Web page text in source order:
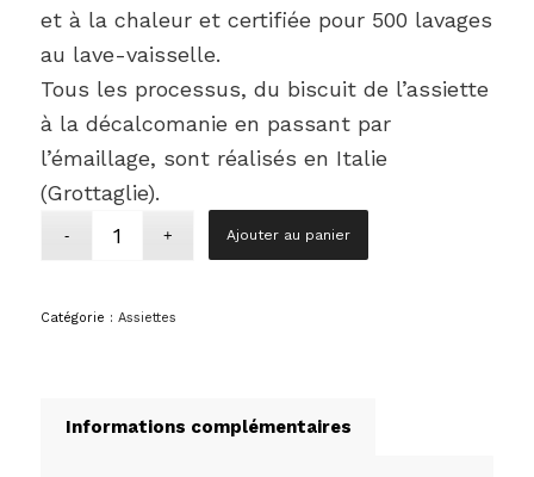
et à la chaleur et certifiée pour 500 lavages
au lave-vaisselle.
Tous les processus, du biscuit de l’assiette
à la décalcomanie en passant par
l’émaillage, sont réalisés en Italie
(Grottaglie).
Ajouter au panier
Catégorie : Assiettes
Informations complémentaires